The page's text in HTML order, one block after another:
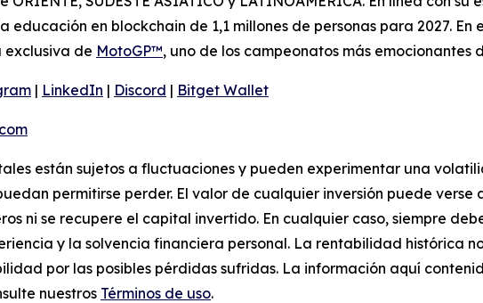
educación en blockchain de 1,1 millones de personas para 2027. En
exclusiva de MotoGP™, uno de los campeonatos más emocionantes
| LinkedIn | Discord | Bitget Wallet
están sujetos a fluctuaciones y pueden experimentar una
permitirse perder. El valor de cualquier inversión puede
ni se recupere el capital invertido. En cualquier caso, siempre
y la solvencia financiera personal. La rentabilidad histórica
por las posibles pérdidas sufridas. La información aquí
nuestros Términos de uso.